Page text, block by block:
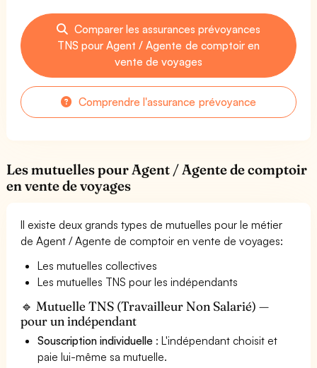
Comparer les assurances prévoyances
TNS pour Agent / Agente de comptoir en
vente de voyages
Comprendre l'assurance prévoyance
Les mutuelles pour Agent / Agente de comptoir
en vente de voyages
Il existe deux grands types de mutuelles pour le métier
de Agent / Agente de comptoir en vente de voyages:
Les mutuelles collectives
Les mutuelles TNS pour les indépendants
🔹 Mutuelle TNS (Travailleur Non Salarié) —
pour un indépendant
Souscription individuelle : L'indépendant choisit et
paie lui-même sa mutuelle.